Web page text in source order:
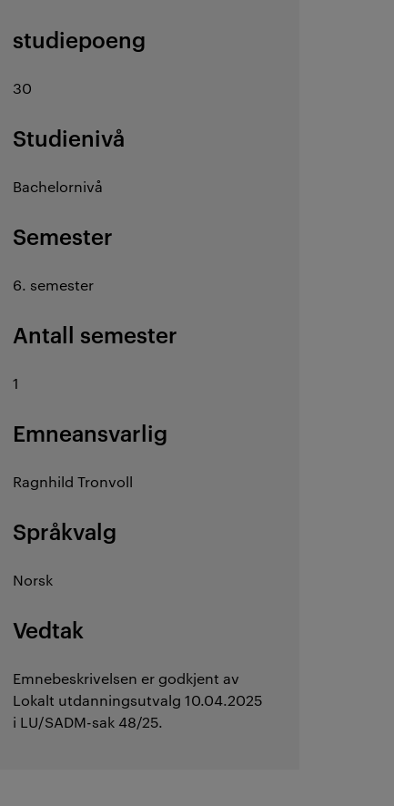
studiepoeng
30
Studienivå
Bachelornivå
Semester
6. semester
Antall semester
1
Emneansvarlig
Ragnhild Tronvoll
Språkvalg
Norsk
Vedtak
Emnebeskrivelsen er godkjent av
Lokalt utdanningsutvalg 10.04.2025
i LU/SADM-sak 48/25.